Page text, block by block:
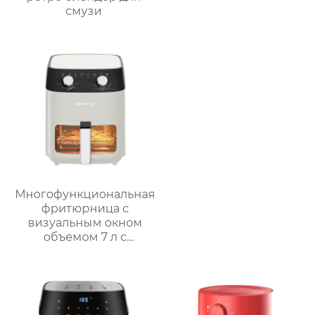
смузи
Многофункциональная
фритюрница с
визуальным окном
объемом 7 л с
– серия GSE038